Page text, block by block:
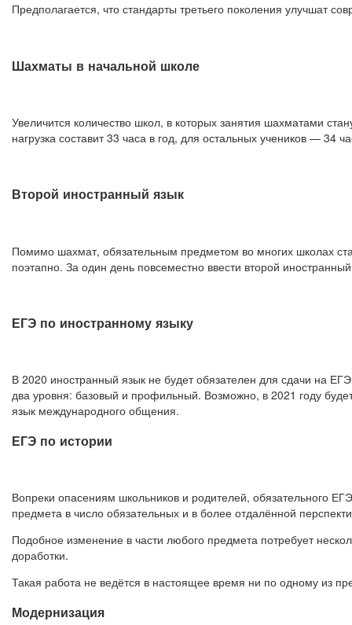
Предполагается, что стандарты третьего поколения улучшат
Шахматы в начальной школе
Увеличится количество школ, в которых занятия шахматами
нагрузка составит 33 часа в год, для остальных учеников — 34
Второй иностранный язык
Помимо шахмат, обязательным предметом во многих школах
поэтапно. За один день повсеместно ввести второй
ЕГЭ по иностранному языку
В 2020 иностранный язык не будет обязателен для сдачи на
два уровня: базовый и профильный. Возможно, в 2021 году
язык международного общения.
ЕГЭ по истории
Вопреки опасениям школьников и родителей, обязательного
предмета в число обязательных и в более отдалённой
Подобное изменение в части любого предмета потребует
доработки.
Такая работа не ведётся в настоящее время ни по одному из
Модернизация